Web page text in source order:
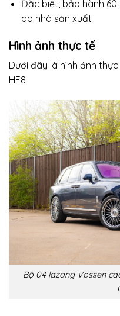
Đặc biệt, bảo hành
do nhà sản xuất
Hình ảnh thực tế
Dưới đây là hình ảnh
HF8
Bộ 04 lazang Vossen